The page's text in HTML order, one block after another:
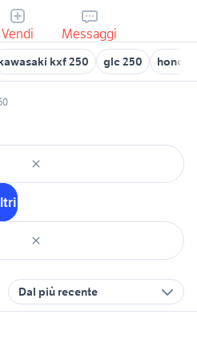
Vendi Messaggi
kxf 250 glc 250 honda
Dal più recente